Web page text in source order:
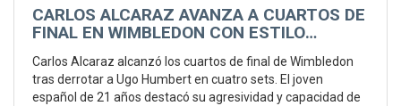
CARLOS ALCARAZ AVANZA A CUARTOS DE
FINAL EN WIMBLEDON CON ESTILO
Carlos Alcaraz alcanzó los cuartos de final de Wimbledon
tras derrotar a Ugo Humbert en cuatro sets. El joven
español de 21 años destacó su agresividad y capacidad de